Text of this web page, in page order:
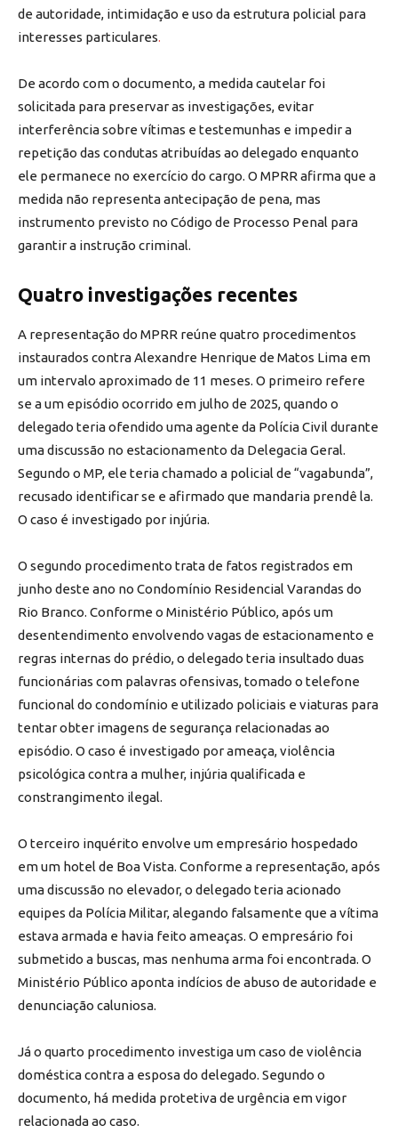
de autoridade, intimidação e uso da estrutura policial para
interesses particulares.
De acordo com o documento, a medida cautelar foi
solicitada para preservar as investigações, evitar
interferência sobre vítimas e testemunhas e impedir a
repetição das condutas atribuídas ao delegado enquanto
ele permanece no exercício do cargo. O MPRR afirma que a
medida não representa antecipação de pena, mas
instrumento previsto no Código de Processo Penal para
garantir a instrução criminal.
Quatro investigações recentes
A representação do MPRR reúne quatro procedimentos
instaurados contra Alexandre Henrique de Matos Lima em
um intervalo aproximado de 11 meses. O primeiro refere
se a um episódio ocorrido em julho de 2025, quando o
delegado teria ofendido uma agente da Polícia Civil durante
uma discussão no estacionamento da Delegacia Geral.
Segundo o MP, ele teria chamado a policial de “vagabunda”,
recusado identificar se e afirmado que mandaria prendê la.
O caso é investigado por injúria.
O segundo procedimento trata de fatos registrados em
junho deste ano no Condomínio Residencial Varandas do
Rio Branco. Conforme o Ministério Público, após um
desentendimento envolvendo vagas de estacionamento e
regras internas do prédio, o delegado teria insultado duas
funcionárias com palavras ofensivas, tomado o telefone
funcional do condomínio e utilizado policiais e viaturas para
tentar obter imagens de segurança relacionadas ao
episódio. O caso é investigado por ameaça, violência
psicológica contra a mulher, injúria qualificada e
constrangimento ilegal.
O terceiro inquérito envolve um empresário hospedado
em um hotel de Boa Vista. Conforme a representação, após
uma discussão no elevador, o delegado teria acionado
equipes da Polícia Militar, alegando falsamente que a vítima
estava armada e havia feito ameaças. O empresário foi
submetido a buscas, mas nenhuma arma foi encontrada. O
Ministério Público aponta indícios de abuso de autoridade e
denunciação caluniosa.
Já o quarto procedimento investiga um caso de violência
doméstica contra a esposa do delegado. Segundo o
documento, há medida protetiva de urgência em vigor
relacionada ao caso.